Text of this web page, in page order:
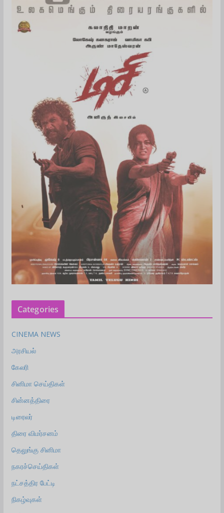
Categories
CINEMA NEWS
அரசியல்
கேலரி
சினிமா செய்திகள்
சின்னத்திரை
டிரைலர்
திரை விமர்சனம்
தெலுங்கு சினிமா
நகரச்செய்திகள்
நட்சத்திர பேட்டி
நிகழ்வுகள்